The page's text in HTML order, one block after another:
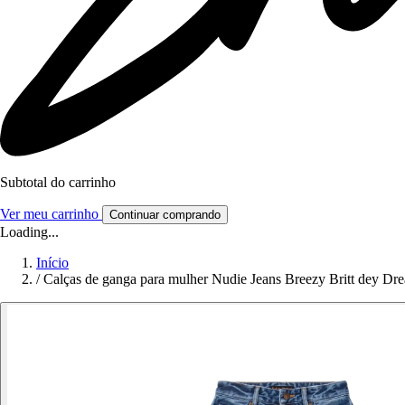
Subtotal do carrinho
Ver meu carrinho Continuar comprando
Loading...
Início
/ Calças de ganga para mulher Nudie Jeans Breezy Britt dey